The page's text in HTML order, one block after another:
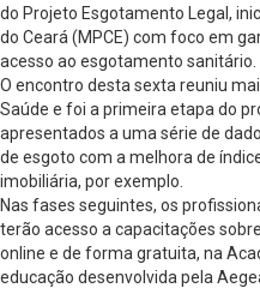
do Projeto Esgotamento Legal,
do Ceará (MPCE) com foco em
acesso ao esgotamento sanitário.
O encontro desta sexta reuniu
Saúde e foi a primeira etapa do
apresentados a uma série de
de esgoto com a melhora de
imobiliária, por exemplo.
Nas fases seguintes, os
terão acesso a capacitações
online e de forma gratuita, na
educação desenvolvida pela